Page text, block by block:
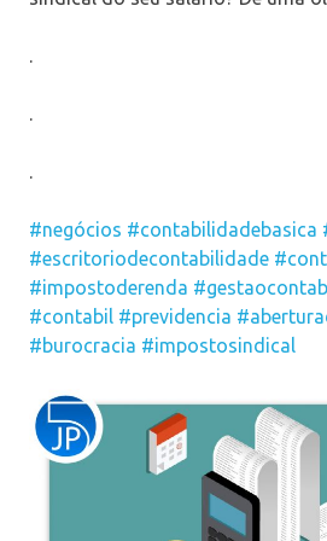
.
.
.
#negócios #contabilidadebasica
#escritoriodecontabilidade
#impostoderenda
#contabil #previdencia
#burocracia #impostosindical